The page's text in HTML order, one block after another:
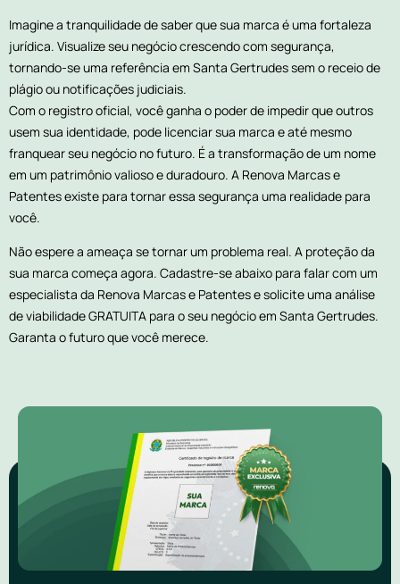
Imagine a tranquilidade de saber que sua marca é uma fortaleza
jurídica. Visualize seu negócio crescendo com segurança,
tornando-se uma referência em Santa Gertrudes sem o receio de
plágio ou notificações judiciais.
Com o registro oficial, você ganha o poder de impedir que outros
usem sua identidade, pode licenciar sua marca e até mesmo
franquear seu negócio no futuro. É a transformação de um nome
em um patrimônio valioso e duradouro. A Renova Marcas e
Patentes existe para tornar essa segurança uma realidade para
você.
Não espere a ameaça se tornar um problema real. A proteção da
sua marca começa agora. Cadastre-se abaixo para falar com um
especialista da Renova Marcas e Patentes e solicite uma análise
de viabilidade GRATUITA para o seu negócio em Santa Gertrudes.
Garanta o futuro que você merece.